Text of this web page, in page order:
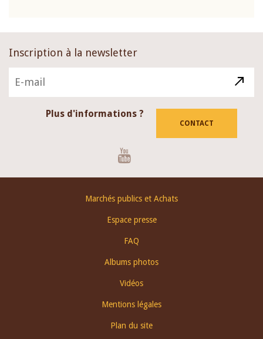
Inscription à la newsletter
Plus d'informations ?
CONTACT
Marchés publics et Achats
Espace presse
FAQ
Albums photos
Vidéos
Mentions légales
Plan du site